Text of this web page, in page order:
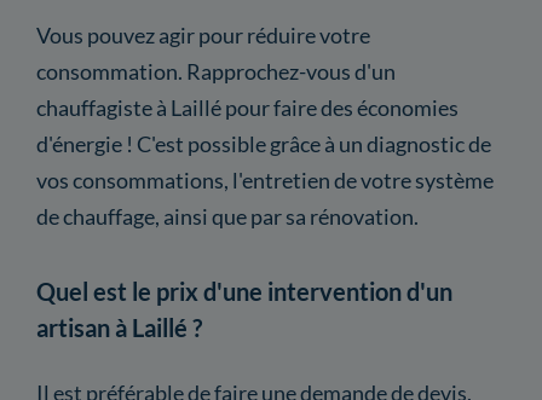
Vous pouvez agir pour réduire votre
consommation. Rapprochez-vous d'un
chauffagiste à Laillé pour faire des économies
d'énergie ! C'est possible grâce à un diagnostic de
vos consommations, l'entretien de votre système
de chauffage, ainsi que par sa rénovation.
Quel est le prix d'une intervention d'un
artisan à Laillé ?
Il est préférable de faire une demande de devis,